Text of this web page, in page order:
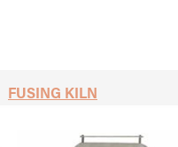
FUSING KILN